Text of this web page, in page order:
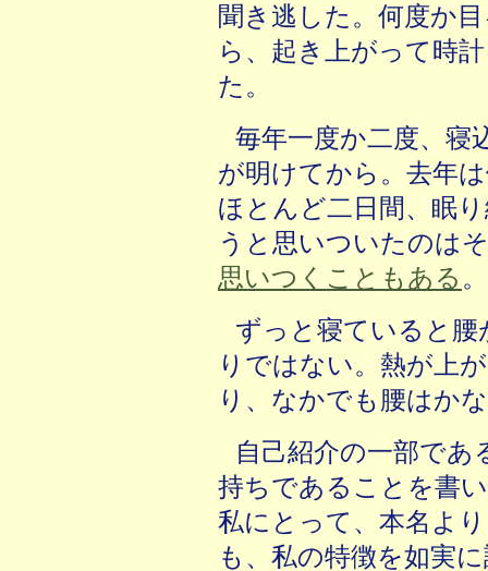
聞き逃した。何度か
ら、起き上がって時
た。
毎年一度か二度、寝
が明けてから。去年
ほとんど二日間、眠
うと思いついたのは
思いつくこともある 。
ずっと寝ていると
りではない。熱が上
り、なかでも腰はか
自己紹介の一部であ
持ちであることを書
私にとって、本名よ
も、私の特徴を如実